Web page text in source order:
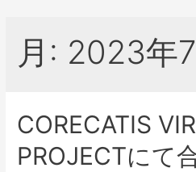
月: 2023年
CORECATIS
PROJECTにて